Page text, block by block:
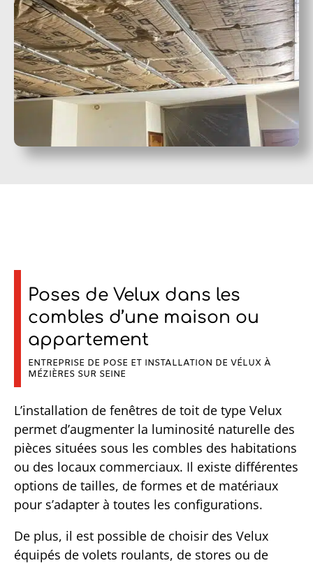
Poses de Velux dans les
combles d’une maison ou
appartement
ENTREPRISE DE POSE ET INSTALLATION DE VÉLUX À
MÉZIÈRES SUR SEINE
L’installation de fenêtres de toit de type Velux
permet d’augmenter la luminosité naturelle des
pièces situées sous les combles des habitations
ou des locaux commerciaux. Il existe différentes
options de tailles, de formes et de matériaux
pour s’adapter à toutes les configurations.
De plus, il est possible de choisir des Velux
équipés de volets roulants, de stores ou de